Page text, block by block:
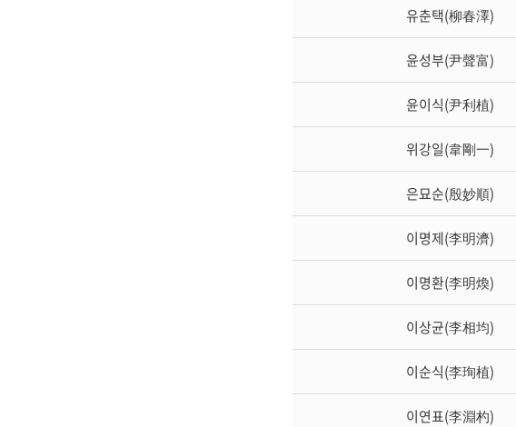
유춘택(柳春澤)
윤성부(尹聲富)
윤이식(尹利植)
위강일(韋剛一)
은묘순(殷妙順)
이명제(李明濟)
이명환(李明煥)
이상균(李相均)
이순식(李珣植)
이연표(李淵杓)